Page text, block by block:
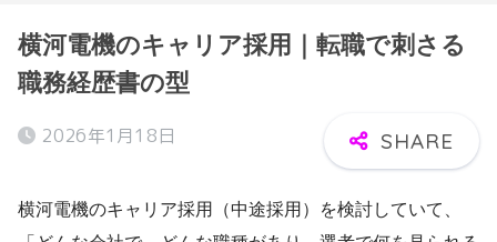
横河電機のキャリア採用｜転職で刺さる
職務経歴書の型
2026年1月18日
横河電機のキャリア採用（中途採用）を検討していて、